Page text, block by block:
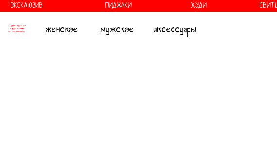
женское мужское аксессуары
ЭКСКЛЮЗИВ ПИДЖАКИ ХУДИ